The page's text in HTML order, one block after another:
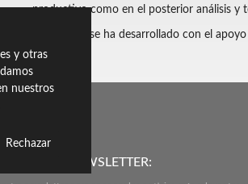
productivo como en el posterior análisis y
Dicho plan se ha desarrollado con el
NUESTRO NEWSLETTER:
y otras
nuestros
Rechazar